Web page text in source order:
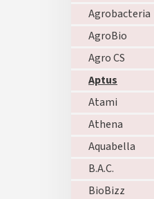
Agrobacteria
AgroBio
Agro CS
Aptus
Atami
Athena
Aquabella
B.A.C.
BioBizz